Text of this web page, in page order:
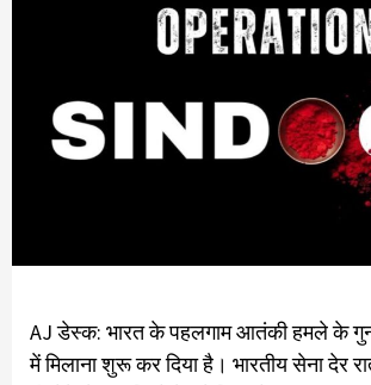
AJ डेस्क: भारत के पहलगाम आतंकी हमले के
में मिलाना शुरू कर दिया है। भारतीय सेना देर